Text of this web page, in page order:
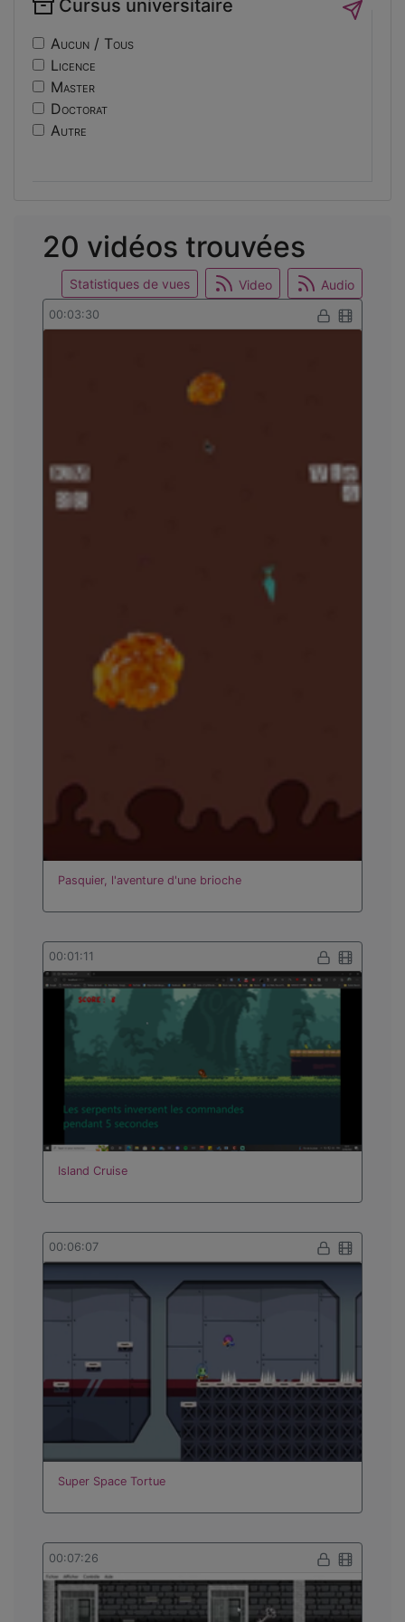
20 vidéos trouvées
Statistiques de vues Video Audio
00:03:30
Pasquier, l'aventure d'une brioche
00:01:11
Island Cruise
00:06:07
Super Space Tortue
00:07:26
Sécurité
Sociologie
if14
ri
usinage
edc
engineering
ev14
osticket
Cursus universitaire
Aucun / Tous
Licence
Master
Doctorat
Autre